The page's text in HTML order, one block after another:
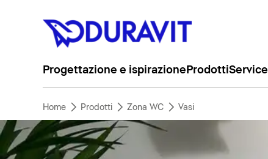
Progettazione e ispirazione ProdottiService
Home Prodotti Zona WC Vasi